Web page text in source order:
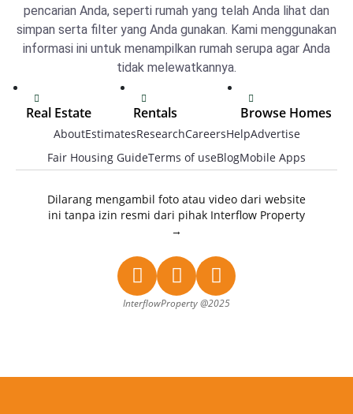
pencarian Anda, seperti rumah yang telah Anda lihat dan
simpan serta filter yang Anda gunakan. Kami menggunakan
informasi ini untuk menampilkan rumah serupa agar Anda
tidak melewatkannya.
Real Estate
Browser
Tugu real
estate
Tembalang
real estate
Rentals
Tugu real
estate
real estate
Pedurungan
real estate
Mijen real
estate
Gunungpati
Browse Homes
Tugu Homes
Tembalang
Pedurungan
Homes
AboutEstimatesResearchCareersHelpAdvertise
Fair Housing GuideTerms of useBlogMobile Apps
Dilarang mengambil foto atau video dari website
ini tanpa izin resmi dari pihak Interflow Property
→
InterflowProperty @2025